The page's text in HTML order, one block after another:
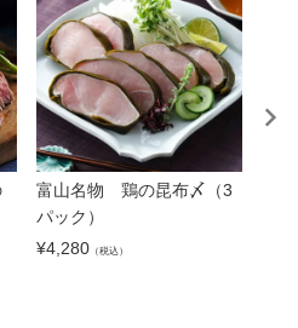
富山名物 鶏の昆布〆（3
パック）
¥4,280 （税込）